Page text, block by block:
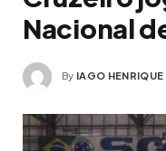
Nacional
By IAGO HENRIQUE